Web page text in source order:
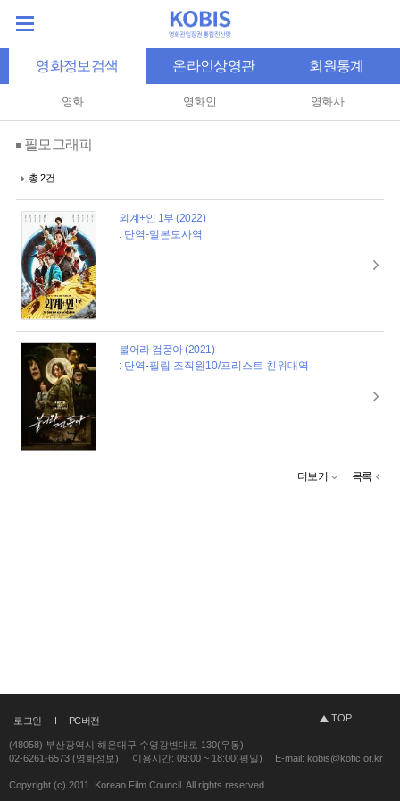
영화정보검색 온라인상영관 회원통계
영화 영화인 영화사
필모그래피
총 2건
외계+인 1부 (2022)
: 단역-밀본도사역
불어라 검풍아 (2021)
: 단역-필립 조직원10/프리스트 친위대역
더보기 목록
로그인 PC버전 TOP
(48058) 부산광역시 해운대구 수영강변대로 130(우동)
02-6261-6573 (영화정보)
이용시간: 09:00 ~ 18:00(평일) E-mail: kobis@kofic.or.kr
Copyright (c) 2011. Korean Film Council. All rights reserved.